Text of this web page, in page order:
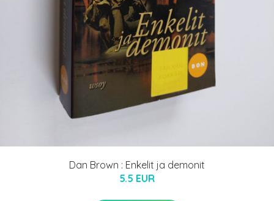
Dan Brown : Enkelit ja demonit
5.5 EUR